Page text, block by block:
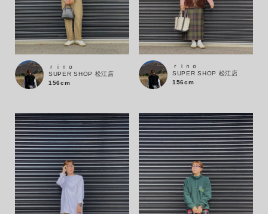
セール価格 WEB限定
在庫
在庫あり 在庫なし含む
ｒｉｎｏ
SUPER SHOP 松江店
156cm
ｒｉｎｏ
SUPER SHOP 松江店
156cm